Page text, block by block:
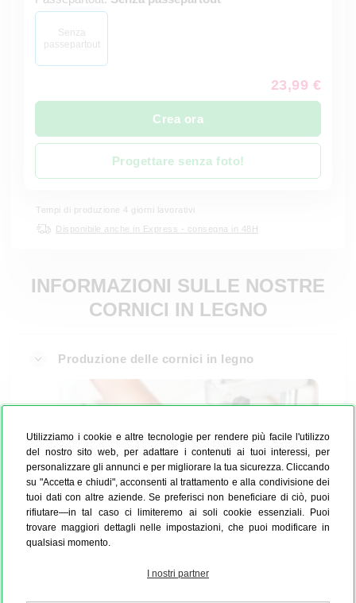
Utilizziamo i cookie e altre tecnologie per rendere più facile l'utilizzo
del nostro sito web, per adattare i contenuti ai tuoi interessi, per
personalizzare gli annunci e per migliorare la tua sicurezza. Cliccando
su "Accetta e chiudi", acconsenti al trattamento e alla condivisione dei
tuoi dati con altre aziende. Se preferisci non beneficiare di ciò, puoi
rifiutare—in tal caso ci limiteremo ai soli cookie essenziali. Puoi
trovare maggiori dettagli nelle impostazioni, che puoi modificare in
qualsiasi momento.
I nostri partner
Senza
passepartout
23,99 €
Crea ora
Progettare senza foto!
Tempi di produzione 4 giorni lavorativi
Disponibile anche in Express - consegna in 48H
INFORMAZIONI SULLE NOSTRE
CORNICI IN LEGNO
Produzione delle cornici in legno